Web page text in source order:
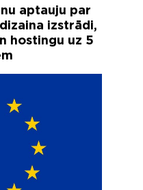
aptauju par
izstrādi,
hostingu uz 5